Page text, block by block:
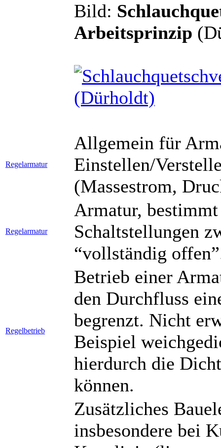
Bild:
Arbeitsprinzip
Regelarmatur
Allgemein für
Einstellen/
(Massestrom,
Regelarmatur
Armatur,
Schaltstellungen
“vollständig
Regelbetrieb
Betrieb einer
den Durchfluss
begrenzt. Nicht
Beispiel
hierdurch die
können.
Zusätzliches
insbesondere bei